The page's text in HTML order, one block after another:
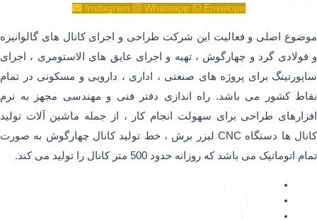
Instagram Whatsapp Envelope
اصلی و فعالیت این شرکت طراحی و اجرای کانال های گالوانیزه
گرد و چهارگوش ، تهیه و اجرای عایق های الاستومری ، اجرای
برای پروژه های صنعتی ، اداری ، دارویی و مسکونی در تمام
کشور می باشد. راه اندازی دفتر فنی و مهندسی مجهز به نرم
طراحی برای سهولت انجام کار ، از جمله ماشین آلات تولید
کانال ها دستگاه CNC لیزر برش ، خط تولید کانال چهارگوش به صورت
اتوماتیک می باشد که روزانه حدود 500 متر کانال را تولید می کند.